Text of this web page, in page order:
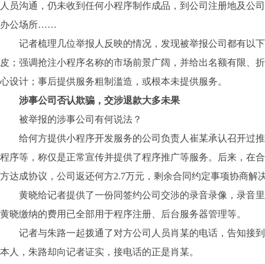
人员沟通，仍未收到任何小程序制作成品，到公司注册地及公
办公场所……
记者梳理几位举报人反映的情况，发现被举报公司都有以
皮；强调抢注小程序名称的市场前景广阔，并给出名额有限、
心设计；事后提供服务粗制滥造，或根本未提供服务。
涉事公司否认欺骗，交涉退款大多未果
被举报的涉事公司有何说法？
给何方提供小程序开发服务的公司负责人崔某承认召开过
程序等，称仅是正常宣传并提供了程序推广等服务。后来，在
方达成协议，公司返还何方2.7万元，剩余合同约定事项协商解
黄晓给记者提供了一份同签约公司交涉的录音录像，录音
黄晓缴纳的费用已全部用于程序注册、后台服务器管理等。
记者与朱路一起拨通了对方公司人员肖某的电话，告知接
本人，朱路却向记者证实，接电话的正是肖某。